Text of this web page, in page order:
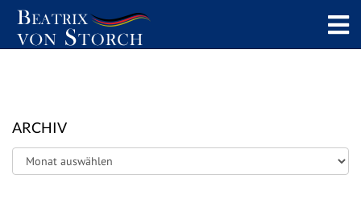
ARCHIV
Archiv